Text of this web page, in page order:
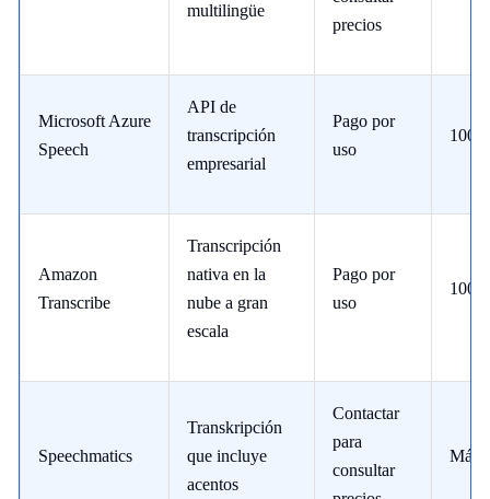
multilingüe
precios
Microsoft Azure
Speech
API de
transcripción
empresarial
Pago por
uso
100+
Amazon
Transcribe
Transcripción
nativa en la
nube a gran
escala
Pago por
uso
100+
Speechmatics
Transkripción
que incluye
acentos
Contactar
para
consultar
Más